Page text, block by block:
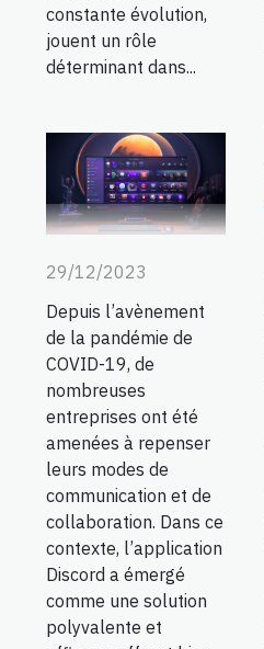
constante évolution,
jouent un rôle
déterminant dans...
29/12/2023
Depuis l’avènement
de la pandémie de
COVID-19, de
nombreuses
entreprises ont été
amenées à repenser
leurs modes de
communication et de
collaboration. Dans ce
contexte, l’application
Discord a émergé
comme une solution
polyvalente et